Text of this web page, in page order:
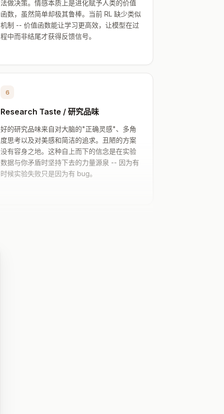
法做决策。情感本质上是进化赋予人类的价值
函数，虽然简单却极其鲁棒。当前 RL 缺少类似
机制 -- 价值函数能让学习更高效，让模型在过
程中而非结尾才获得反馈信号。
6
Research Taste / 研究品味
好的研究品味来自对大脑的"正确灵感"、多角
度思考以及对美感和简洁的追求。丑陋的方案
没有容身之地。这种自上而下的信念是在实验
数据与你矛盾时坚持下去的力量源泉 -- 因为有
时候实验失败只是因为有 bug。